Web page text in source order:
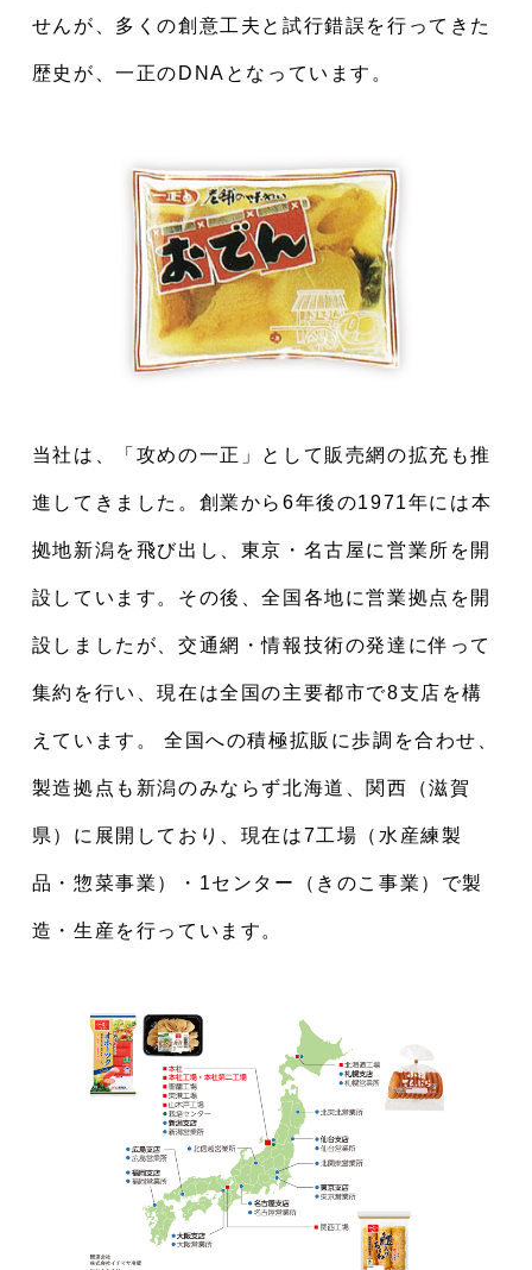
せんが、多くの創意工夫と試行錯誤を行ってきた
歴史が、一正のDNAとなっています。
当社は、「攻めの一正」として販売網の拡充も推
進してきました。創業から6年後の1971年には本
拠地新潟を飛び出し、東京・名古屋に営業所を開
設しています。その後、全国各地に営業拠点を開
設しましたが、交通網・情報技術の発達に伴って
集約を行い、現在は全国の主要都市で8支店を構
えています。 全国への積極拡販に歩調を合わせ、
製造拠点も新潟のみならず北海道、関西（滋賀
県）に展開しており、現在は7工場（水産練製
品・惣菜事業）・1センター（きのこ事業）で製
造・生産を行っています。